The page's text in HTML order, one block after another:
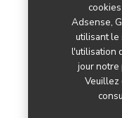
Adsense,
utilisant le
l'utilisation
jour notre
Veuillez
BRICO JARDIN
L’enseigne
de vêtements de
plomberie à
particuliers